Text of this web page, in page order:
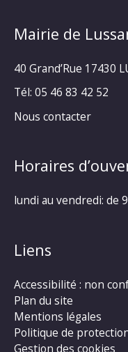
Mairie de
40 Grand’Rue 17430
Tél: 05 46 83 42 52
Nous contacter
Horaires
lundi au vendredi: de
Liens
Accessibilité : non
Plan du site
Mentions légales
Politique de
Gestion des cookies